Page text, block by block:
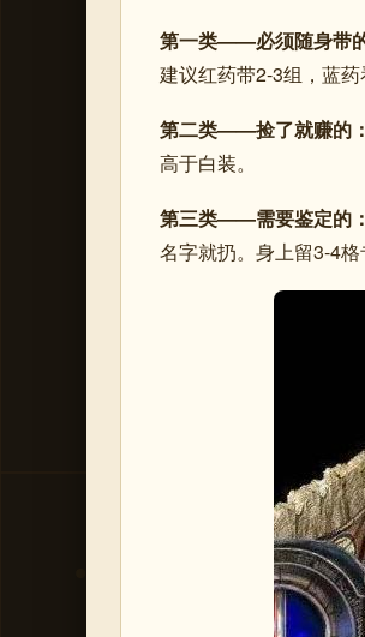
第一类——必须随身带
建议红药带2-3组，蓝
第二类——捡了就赚的：
高于白装。
第三类——需要鉴定的：
名字就扔。身上留3-4格